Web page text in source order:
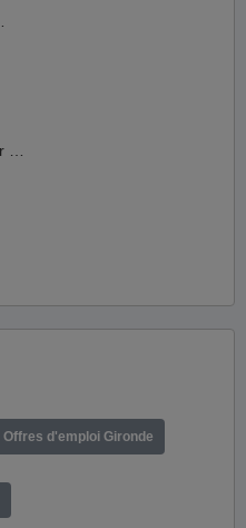
Offres d'emploi Gironde